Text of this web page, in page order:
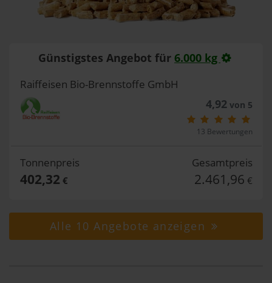
Günstigstes Angebot für 6.000 kg
Raiffeisen Bio-Brennstoffe GmbH
4,92von 5
13 Bewertungen
Tonnenpreis
402,32 €
Gesamtpreis
2.461,96 €
Alle 10 Angebote anzeigen